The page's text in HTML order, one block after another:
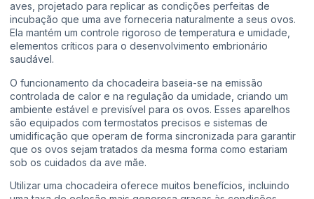
aves, projetado para replicar as condições perfeitas de
incubação que uma ave forneceria naturalmente a seus ovos.
Ela mantém um controle rigoroso de temperatura e umidade,
elementos críticos para o desenvolvimento embrionário
saudável.
O funcionamento da chocadeira baseia-se na emissão
controlada de calor e na regulação da umidade, criando um
ambiente estável e previsível para os ovos. Esses aparelhos
são equipados com termostatos precisos e sistemas de
umidificação que operam de forma sincronizada para garantir
que os ovos sejam tratados da mesma forma como estariam
sob os cuidados da ave mãe.
Utilizar uma chocadeira oferece muitos benefícios, incluindo